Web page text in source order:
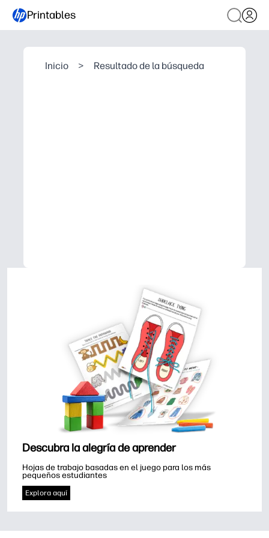
Printables
Inicio > Resultado de la búsqueda
Descubra la alegría de aprender
Hojas de trabajo basadas en el juego para los más
pequeños estudiantes
Explora aquí